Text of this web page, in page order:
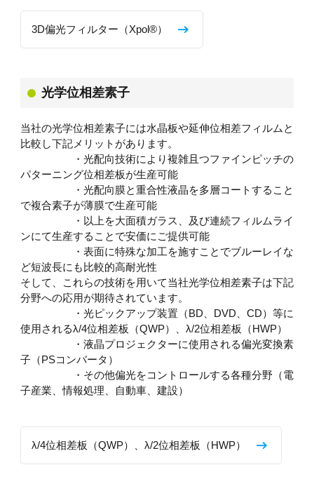
3D偏光フィルター（Xpol®）
光学位相差素子
当社の光学位相差素子には水晶板や延伸位相差フィルムと
比較し下記メリットがあります。
・光配向技術により複雑且つファインピッチの
パターニング位相差板が生産可能
・光配向膜と重合性液晶を多層コートすること
で複合素子が薄膜で生産可能
・以上を大面積ガラス、及び連続フィルムライ
ンにて生産することで安価にご提供可能
・表面に特殊な加工を施すことでブルーレイな
ど短波長にも比較的高耐光性
そして、これらの技術を用いて当社光学位相差素子は下記
分野への応用が期待されています。
・光ピックアップ装置（BD、DVD、CD）等に
使用されるλ/4位相差板（QWP）、λ/2位相差板（HWP）
・液晶プロジェクターに使用される偏光変換素
子（PSコンバータ）
・その他偏光をコントロールする各種分野（電
子産業、情報処理、自動車、建設）
λ/4位相差板（QWP）、λ/2位相差板（HWP）